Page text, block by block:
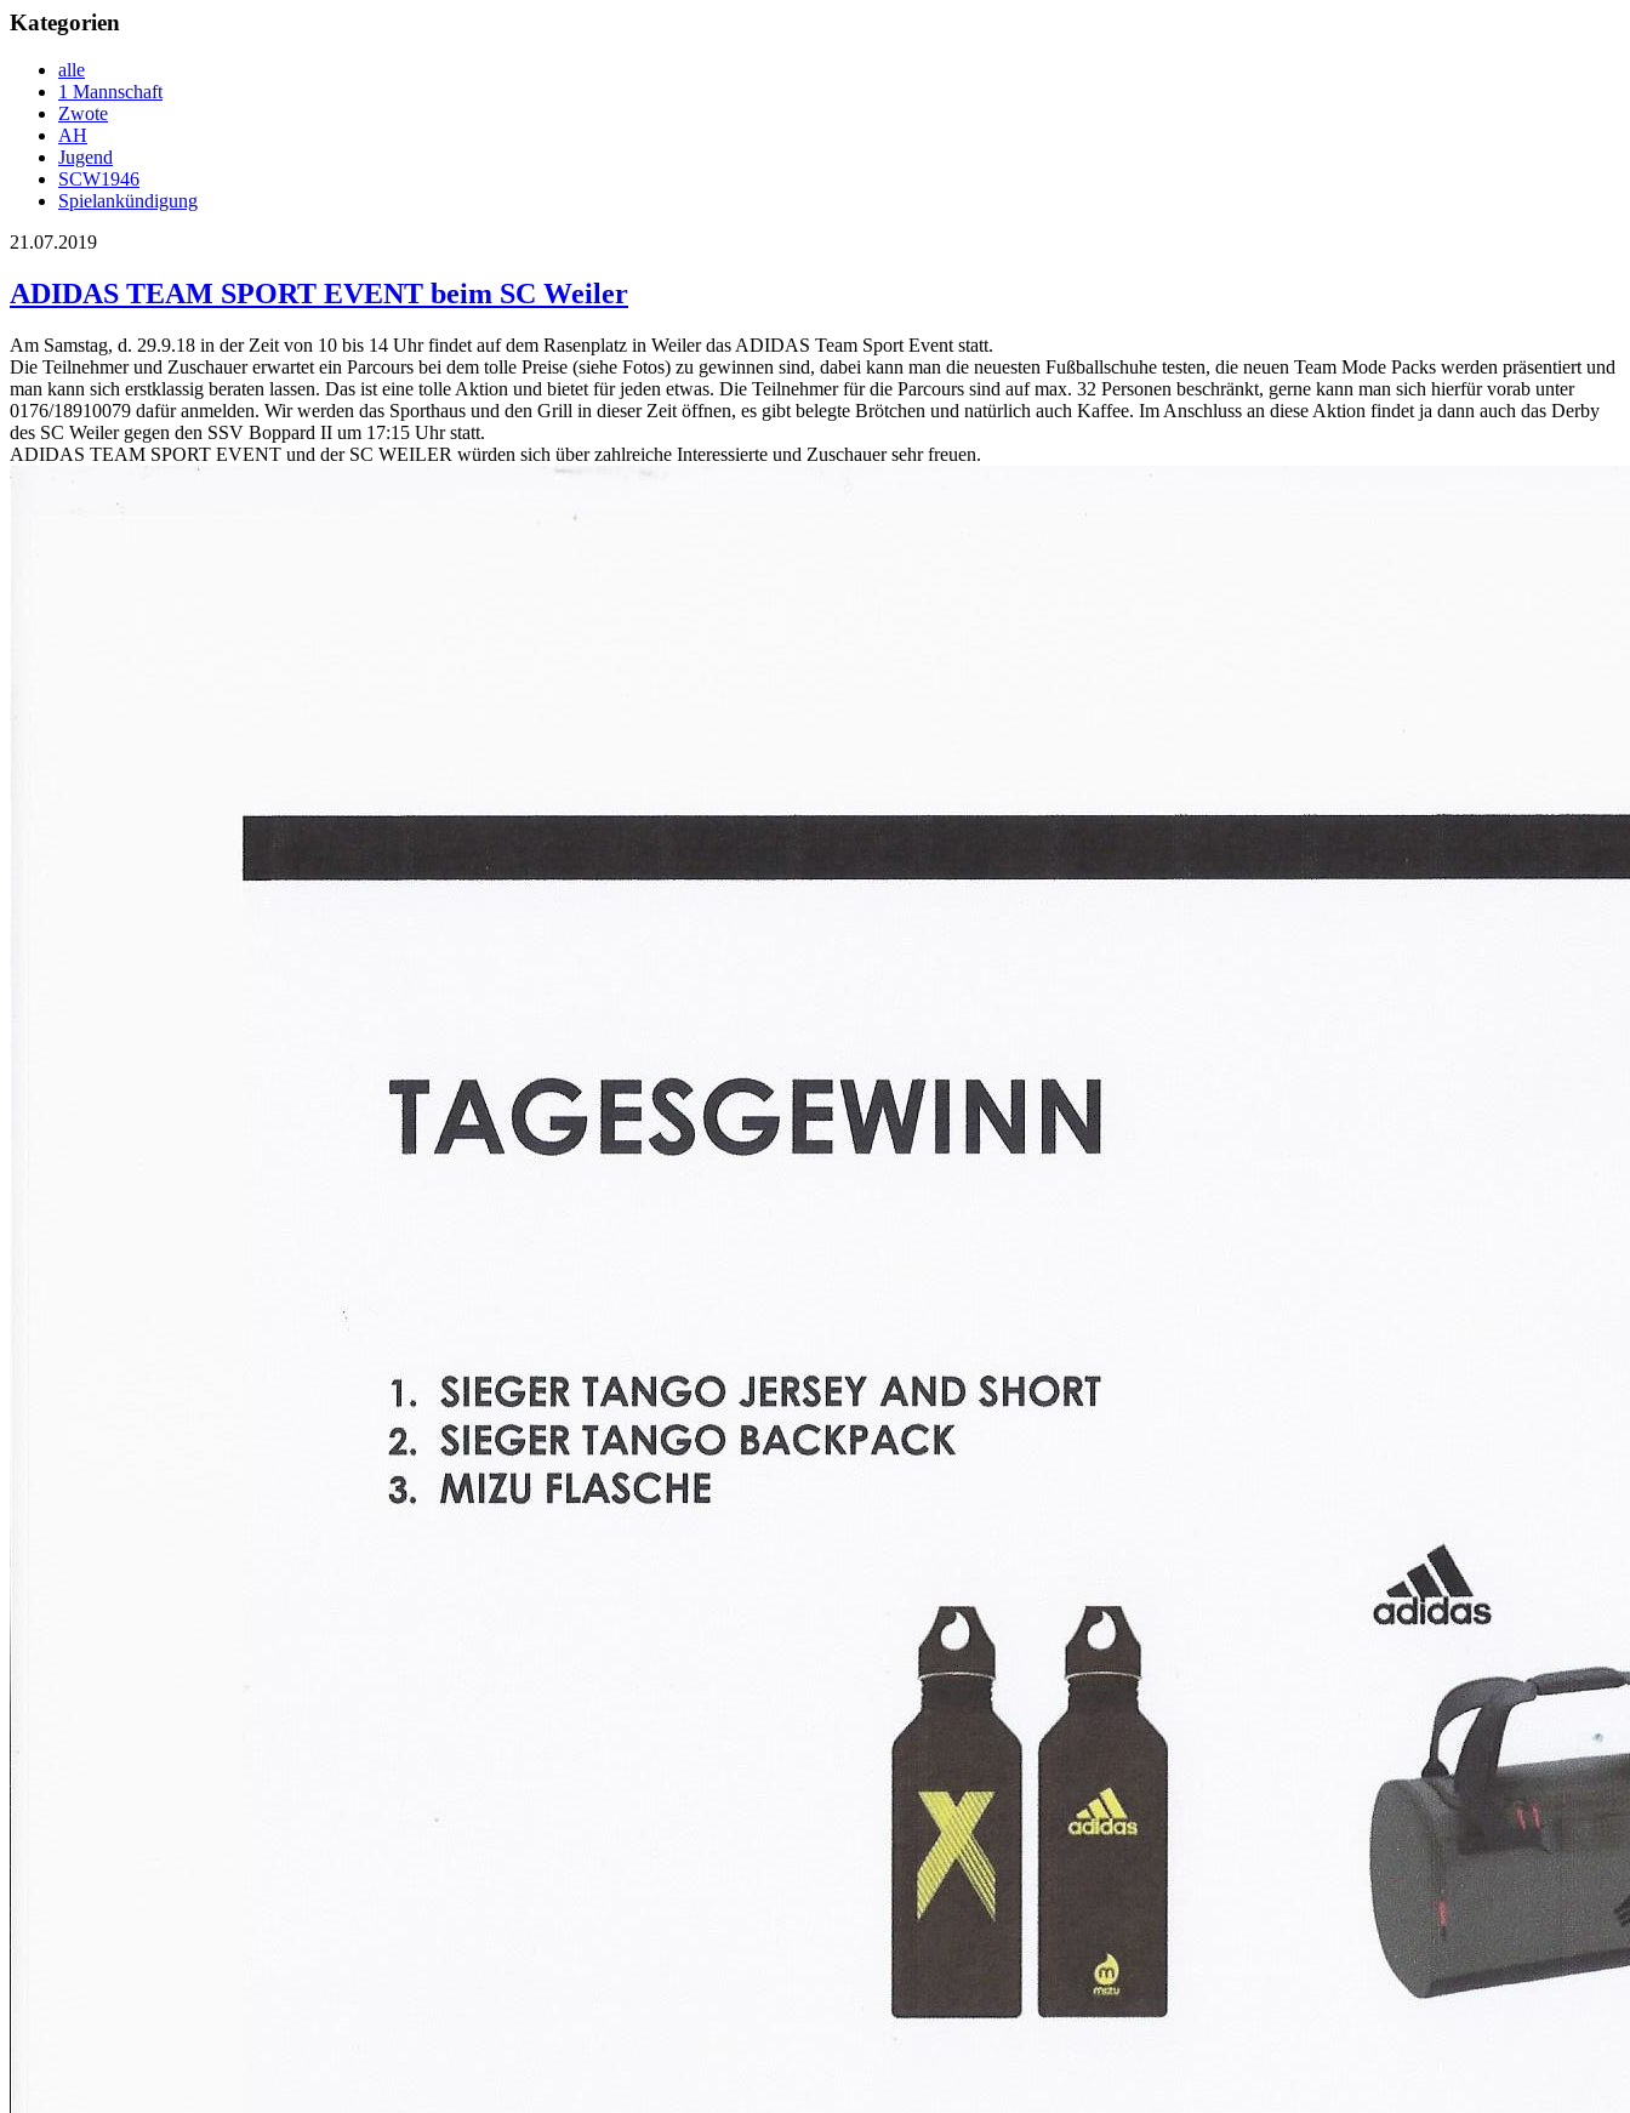
Kategorien
alle
1 Mannschaft
Zwote
AH
Jugend
SCW1946
Spielankündigung
21.07.2019
ADIDAS TEAM SPORT EVENT beim SC Weiler
Am Samstag, d. 29.9.18 in der Zeit von 10 bis 14 Uhr findet auf dem Rasenplatz in Weiler das ADIDAS Team Sport Event statt.
Die Teilnehmer und Zuschauer erwartet ein Parcours bei dem tolle Preise (siehe Fotos) zu gewinnen sind, dabei kann man die neuesten Fußballschuhe testen, die neuen Team Mode Packs werden präsentiert und
man kann sich erstklassig beraten lassen. Das ist eine tolle Aktion und bietet für jeden etwas. Die Teilnehmer für die Parcours sind auf max. 32 Personen beschränkt, gerne kann man sich hierfür vorab unter
0176/18910079 dafür anmelden. Wir werden das Sporthaus und den Grill in dieser Zeit öffnen, es gibt belegte Brötchen und natürlich auch Kaffee. Im Anschluss an diese Aktion findet ja dann auch das Derby
des SC Weiler gegen den SSV Boppard II um 17:15 Uhr statt.
ADIDAS TEAM SPORT EVENT und der SC WEILER würden sich über zahlreiche Interessierte und Zuschauer sehr freuen.